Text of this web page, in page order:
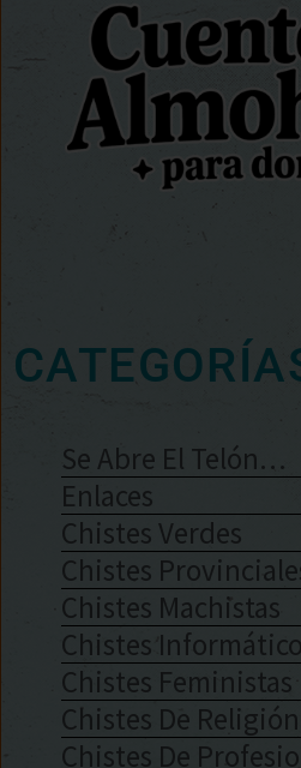
Se Abre El Telón…
Enlaces
Chistes Verdes
Chistes
Chistes Machistas
Chistes
Chistes Feministas
Chistes De Religión
Chistes De